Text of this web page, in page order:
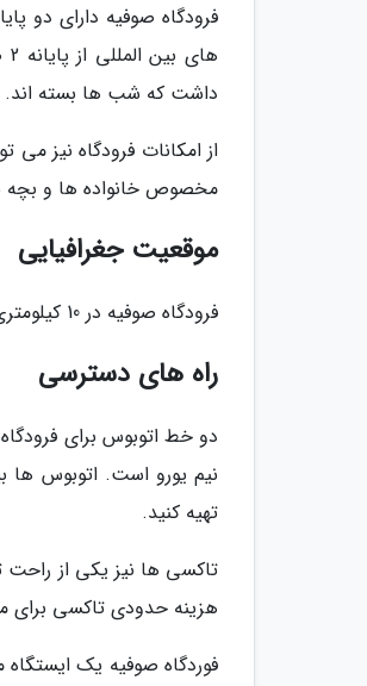
داشت که شب ها بسته اند.
مخصوص خانواده ها و بچه
موقعیت جغرافیایی
فرودگاه صوفیه در 10 کیلومتری مرکز شهر واقع شده است
راه های دسترسی
تهیه کنید.
تاکسی ها نیز یکی از راحت
هزینه حدودی تاکسی برای مسیر